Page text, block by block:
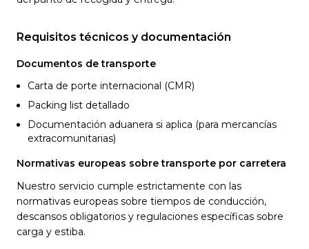
Requisitos técnicos y documentación
Documentos de transporte
Carta de porte internacional (CMR)
Packing list detallado
Documentación aduanera si aplica (para mercancías
extracomunitarias)
Normativas europeas sobre transporte por carretera
Nuestro servicio cumple estrictamente con las
normativas europeas sobre tiempos de conducción,
descansos obligatorios y regulaciones específicas sobre
carga y estiba.